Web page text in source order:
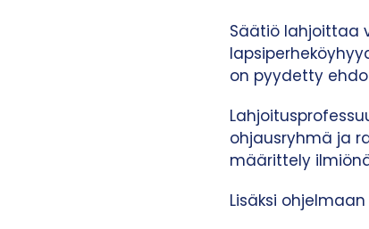
Säätiö lahjoittaa
on pyydetty
ohjausryhmä ja
määrittely
Lisäksi